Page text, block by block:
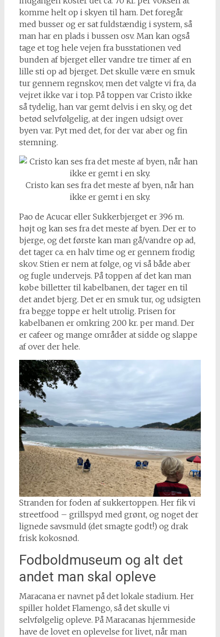
komme helt op i skyen til ham. Det foregår
med busser og er sat fuldstændig i system, så
man har en plads i bussen osv. Man kan også
tage et tog hele vejen fra busstationen ved
bunden af bjerget eller vandre tre timer af en
lille sti op ad bjerget. Det skulle være en smuk
tur gennem regnskov, men det valgte vi fra, da
vejret ikke var i top. På toppen var Cristo ikke
så tydelig, han var gemt delvis i en sky, og det
betød selvfølgelig, at der ingen udsigt over
byen var. Pyt med det, for der var aber og fin
stemning.
Cristo kan ses fra det meste af byen, når han
ikke er gemt i en sky.
Pao de Acucar eller Sukkerbjerget er 396 m.
højt og kan ses fra det meste af byen. Der er to
bjerge, og det første kan man gå/vandre op ad,
det tager ca. en halv time og er gennem frodig
skov. Stien er nem at følge, og vi så både aber
og fugle undervejs. På toppen af det kan man
købe billetter til kabelbanen, der tager en til
det andet bjerg. Det er en smuk tur, og udsigten
fra begge toppe er helt utrolig. Prisen for
kabelbanen er omkring 200 kr. per mand. Der
er cafeer og mange områder at sidde og slappe
af over der hele.
Stranden for foden af sukkertoppen. Her fik vi
streetfood – grillspyd med grønt, og noget der
lignede savsmuld (det smagte godt!) og drak
frisk kokosnød.
Fodboldmuseum og alt det
andet man skal opleve
Maracana er navnet på det lokale stadium. Her
spiller holdet Flamengo, så det skulle vi
selvfølgelig opleve. På Maracanas hjemmeside
have de lovet en oplevelse for livet, når man